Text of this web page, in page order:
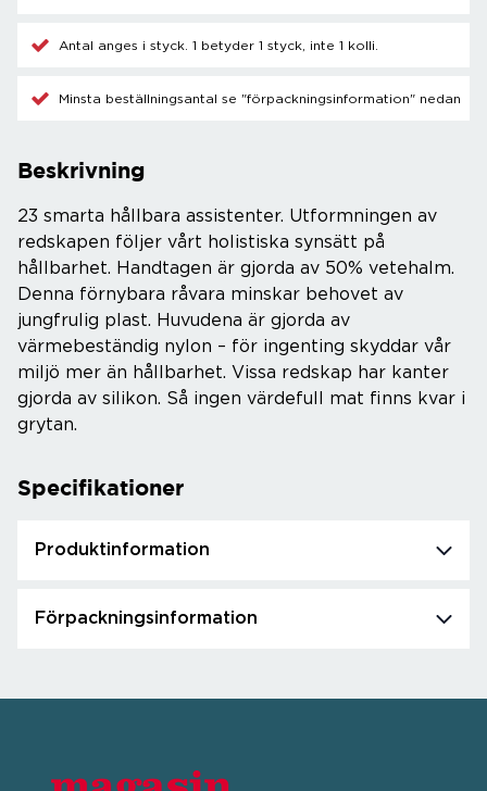
Antal anges i styck. 1 betyder 1 styck, inte 1 kolli.
Minsta beställningsantal se "förpackningsinformation" nedan
Beskrivning
23 smarta hållbara assistenter. Utformningen av
redskapen följer vårt holistiska synsätt på
hållbarhet. Handtagen är gjorda av 50% vetehalm.
Denna förnybara råvara minskar behovet av
jungfrulig plast. Huvudena är gjorda av
värmebeständig nylon – för ingenting skyddar vår
miljö mer än hållbarhet. Vissa redskap har kanter
gjorda av silikon. Så ingen värdefull mat finns kvar i
grytan.
Specifikationer
Produktinformation
Förpackningsinformation